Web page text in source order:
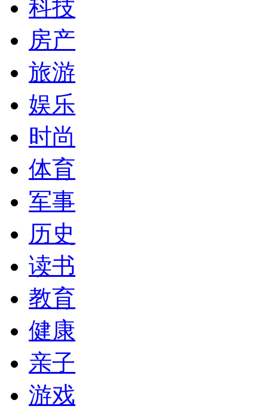
科技
房产
旅游
娱乐
时尚
体育
军事
历史
读书
教育
健康
亲子
游戏